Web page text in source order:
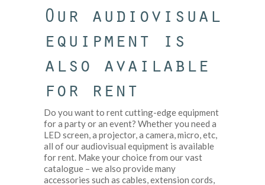
Our audiovisual
equipment is
also available
for rent
Do you want to rent cutting-edge equipment
for a party or an event? Whether you need a
LED screen, a projector, a camera, micro, etc,
all of our audiovisual equipment is available
for rent. Make your choice from our vast
catalogue – we also provide many
accessories such as cables, extension cords,